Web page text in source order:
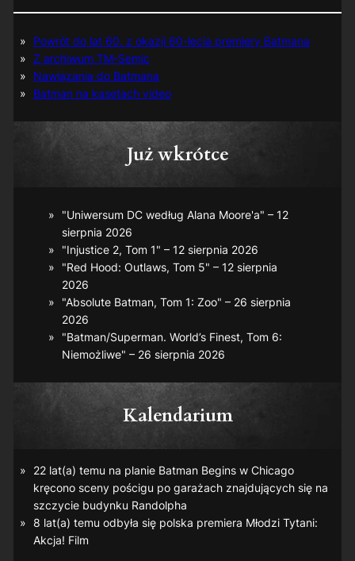
Powrót do lat 60. z okazji 60-lecia premiery Batmana
Z archiwum TM-Semic
Nawiązania do Batmana
Batman na kasetach video
Już wkrótce
"Uniwersum DC według Alana Moore'a" – 12
sierpnia 2026
"Injustice 2, Tom 1" – 12 sierpnia 2026
"Red Hood: Outlaws, Tom 5" – 12 sierpnia
2026
"Absolute Batman, Tom 1: Zoo" – 26 sierpnia
2026
"Batman/Superman. World’s Finest, Tom 6:
Niemożliwe" – 26 sierpnia 2026
Kalendarium
22 lat(a) temu na planie Batman Beginsw Chicago
kręcono sceny pościgu po garażach znajdujących się na
szczycie budynku Randolpha
8 lat(a) temu odbyła się polska premiera Młodzi Tytani:
Akcja! Film